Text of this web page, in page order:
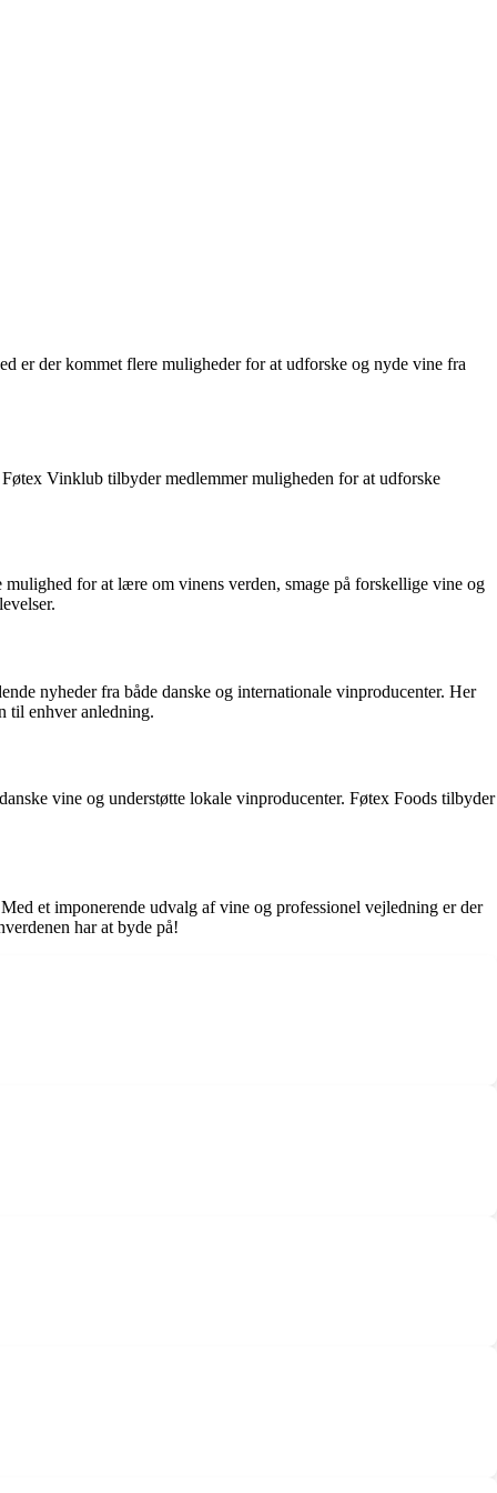
er der kommet flere muligheder for at udforske og nyde vine fra
Vinklub tilbyder medlemmer muligheden for at udforske
for at lære om vinens verden, smage på forskellige vine og
nyheder fra både danske og internationale vinproducenter. Her
til enhver anledning.
vine og understøtte lokale vinproducenter. Føtex Foods tilbyder
et imponerende udvalg af vine og professionel vejledning er der
har at byde på!